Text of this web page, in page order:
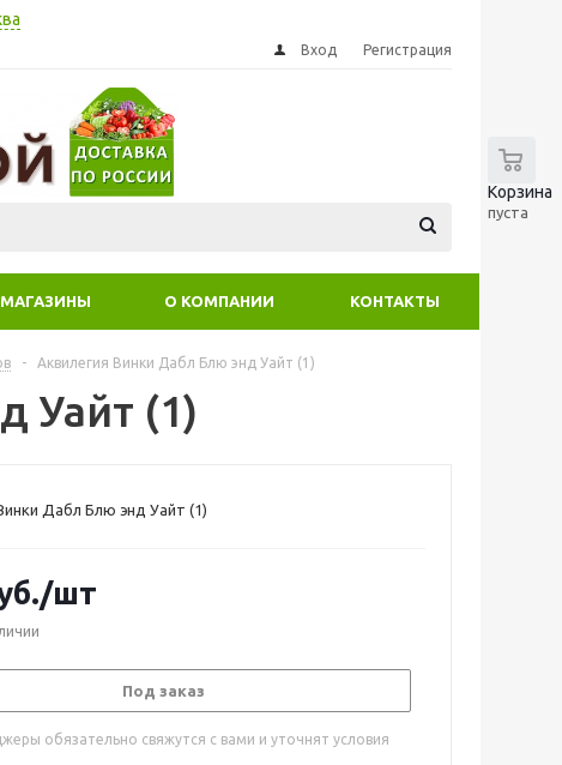
Вход Регистрация
Корзина
пуста
МАГАЗИНЫ О КОМПАНИИ КОНТАКТЫ
- Аквилегия Винки Дабл Блю энд Уайт (1)
Уайт (1)
Дабл Блю энд Уайт (1)
/шт
Под заказ
обязательно свяжутся с вами и уточнят условия